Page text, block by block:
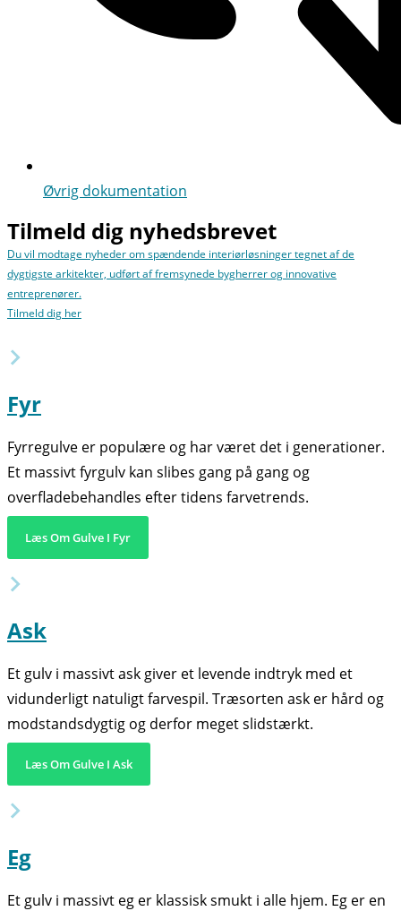
Øvrig dokumentation
Tilmeld dig nyhedsbrevet
Du vil modtage nyheder om spændende interiørløsninger tegnet af de
dygtigste arkitekter, udført af fremsynede bygherrer og innovative
entreprenører.
Tilmeld dig her
Fyr
Fyrregulve er populære og har været det i generationer.
Et massivt fyrgulv kan slibes gang på gang og
overfladebehandles efter tidens farvetrends.
Læs Om Gulve I Fyr
Ask
Et gulv i massivt ask giver et levende indtryk med et
vidunderligt natuligt farvespil. Træsorten ask er hård og
modstandsdygtig og derfor meget slidstærkt.
Læs Om Gulve I Ask
Eg
Et gulv i massivt eg er klassisk smukt i alle hjem. Eg er en